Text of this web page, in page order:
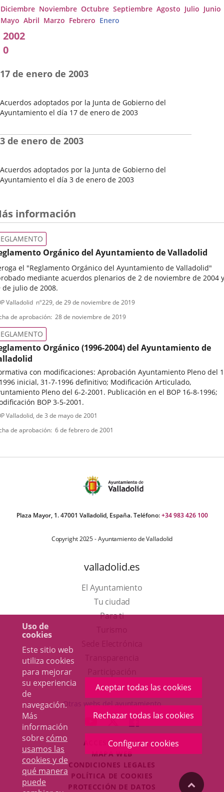
Uso de
cookies
Este sitio web
utiliza cookies
para mejorar
su experiencia
de
navegación.
Más
información
sobre cómo
usamos las
cookies y de
qué manera
puede
Aceptar todas las cookies
Rechazar todas las cookies
Configurar cookies
Diciembre Noviembre Octubre Septiembre Agosto Julio Junio
Mayo Abril Marzo Febrero Enero
2002
0
Acuerdos adoptados por la Junta de Gobierno del
Ayuntamiento el día 17 de enero de 2003
del
Pleno
17 de enero de 2003
Acuerdos adoptados por la Junta de Gobierno del
Ayuntamiento el día 3 de enero de 2003
Pleno
3 de enero de 2003
información
Orgánico del Ayuntamiento de Valladolid
el "Reglamento Orgánico del Ayuntamiento de Valladolid"
mediante acuerdos plenarios de 2 de noviembre de 2004 y
de julio de 2008.
Valladolid nº229, de 29 de noviembre de 2019
de aprobación 28 de noviembre de 2019
Orgánico (1996-2004) del Ayuntamiento de
con modificaciones: Aprobación Ayuntamiento Pleno del
inicial, 31-7-1996 definitivo; Modificación Articulado,
Pleno del 6-2-2001. Publicación en el BOP 16-8-1996;
BOP 3-5-2001.
Valladolid, de 3 de mayo de 2001
de aprobación 6 de febrero de 2001
Plaza Mayor, 1. 47001 Valladolid, España. Teléfono:+34 983 426 100
Copyright 2025 - Ayuntamiento de Valladolid
valladolid.es
El Ayuntamiento
Tu ciudad
Para ti
en
una
ventana
nueva.
aplicación
externa.
Otras webs del ayuntamiento
ENLACE
A
UNA
APLICACIÓN
EXTERNA.
ENLACE
A
UNA
APLICACIÓN
EXTERNA.
ENLACE
A
UNA
EXTERNA.
ACCESIBILIDAD
MAPA WEB
CONDICIONES LEGALES
POLÍTICA DE COOKIES
PROTECCIÓN DE DATOS
"Volver